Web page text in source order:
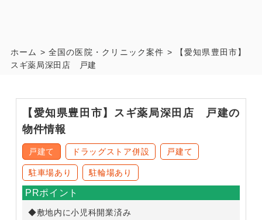
ホーム > 全国の医院・クリニック案件 >
【愛知県豊田市】
スギ薬局深田店 戸建
【愛知県豊田市】スギ薬局深田店 戸建の
物件情報
戸建て ドラッグストア併設 戸建て
駐車場あり 駐輪場あり
PRポイント
◆敷地内に小児科開業済み